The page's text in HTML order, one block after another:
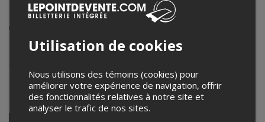
24 et 25 octobre 2019
Centre de congrès Hôtel Universel
311, boul. de l’Hôtel-de-Ville Ouest
Canada
Partagez cet événement
Twitter
Utilisation de cookies
Nous utilisons des témoins (cookies) pour
améliorer votre expérience de navigation, offrir
des fonctionnalités relatives à notre site et
analyser le trafic de nos sites.